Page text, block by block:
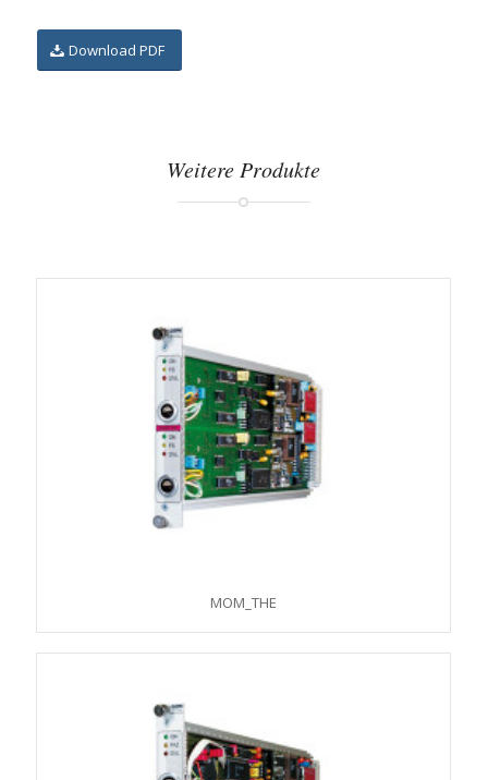
Download PDF
Weitere Produkte
MOM_THE